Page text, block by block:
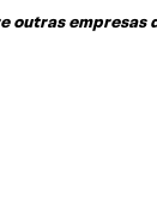
outras